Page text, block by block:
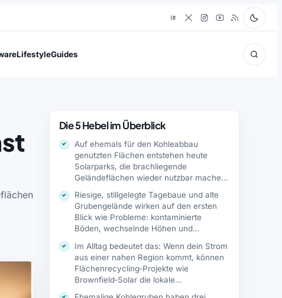
LifestyleGuides
Die 5 Hebel im Überblick
Auf ehemals für den Kohleabbau
genutzten Flächen entstehen heute
Solarparks, die brachliegende
Geländeflächen wieder nutzbar machen.
Riesige, stillgelegte Tagebaue und alte
Grubengelände wirken auf den ersten
Blick wie Probleme: kontaminierte
Böden, wechselnde Höhen und…
Im Alltag bedeutet das: Wenn dein Strom
aus einer nahen Region kommt, können
Flächenrecycling‑Projekte wie
Brownfield‑Solar die lokale…